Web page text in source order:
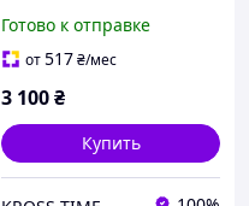
прогулок
Готово к отправке
от517₴/мес
3 100₴
Купить